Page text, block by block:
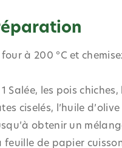
à 200 °C et
Salée, les pois
ciselés, l’huile
obtenir un
de papier